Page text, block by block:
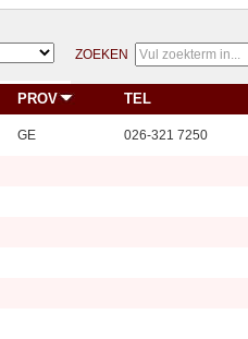
ZOEKEN
PROV TEL
GE 026-321 7250